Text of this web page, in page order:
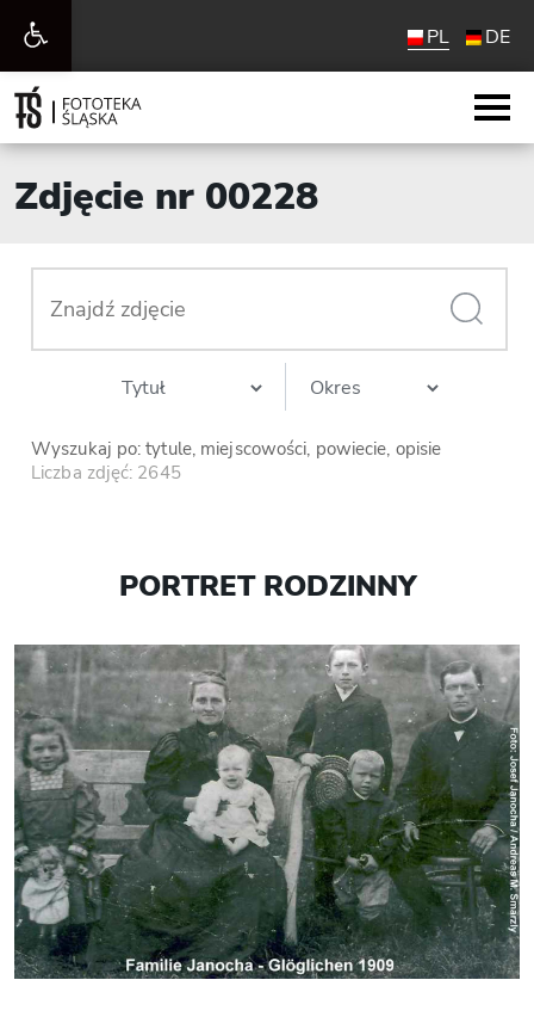
Otwórz
pasek
narzędzi
PL DE
Zdjęcie nr 00228
Wyszukaj po: tytule, miejscowości, powiecie, opisie
Liczba zdjęć: 2645
PORTRET RODZINNY